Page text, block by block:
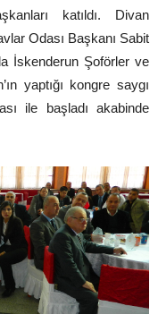
katıldı. Divan
Odası Başkanı Sabit
İskenderun Şoförler ve
yaptığı kongre saygı
ile başladı akabinde